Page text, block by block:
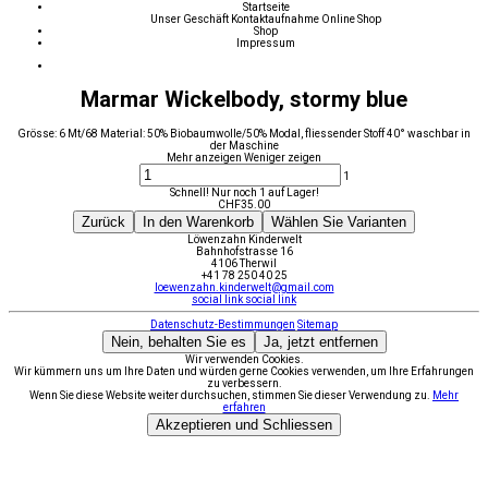
Startseite
Unser Geschäft Kontaktaufnahme Online Shop
Shop
Impressum
Marmar Wickelbody, stormy blue
Grösse: 6 Mt/68 Material: 50% Biobaumwolle/50% Modal, fliessender Stoff 40° waschbar in
der Maschine
Mehr anzeigen Weniger zeigen
1
Schnell! Nur noch 1 auf Lager!
CHF35.00
Zurück In den Warenkorb Wählen Sie Varianten
Löwenzahn Kinderwelt
Bahnhofstrasse 16
4106 Therwil
+41 78 250 40 25
loewenzahn.kinderwelt@gmail.com
social link social link
Datenschutz-Bestimmungen Sitemap
Nein, behalten Sie es Ja, jetzt entfernen
Wir verwenden Cookies.
Wir kümmern uns um Ihre Daten und würden gerne Cookies verwenden, um Ihre Erfahrungen
zu verbessern.
Wenn Sie diese Website weiter durchsuchen, stimmen Sie dieser Verwendung zu.
Mehr
erfahren
Akzeptieren und Schliessen